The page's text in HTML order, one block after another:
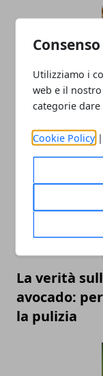
Utilizziamo i
web e il
categorie
Cookie Policy |
I migliori
La verità
avocado:
la pulizia